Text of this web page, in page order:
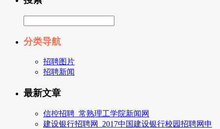
分类导航
招聘图片
招聘新闻
最新文章
信控招聘_常熟理工学院新闻网
建设银行招聘网_2017中国建设银行校园招聘网申